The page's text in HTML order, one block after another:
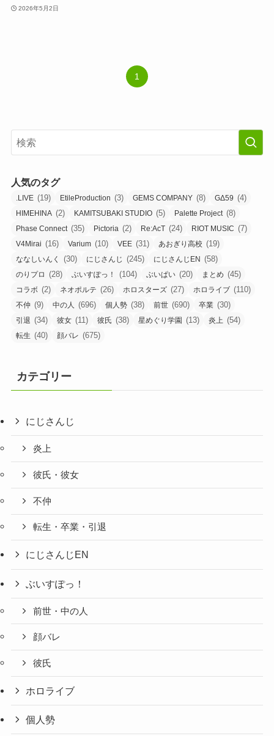
2026年5月2日
1
人気のタグ
.LIVE (19) EtileProduction (3) GEMS COMPANY (8) GΔ59 (4)
HIMEHINA (2) KAMITSUBAKI STUDIO (5) Palette Project (8)
Phase Connect (35) Pictoria (2) Re:AcT (24) RIOT MUSIC (7)
V4Mirai (16) Varium (10) VEE (31) あおぎり高校 (19)
ななしいんく (30) にじさんじ (245) にじさんじEN (58)
のりプロ (28) ぶいすぽっ！ (104) ぶいぱい (20) まとめ (45)
コラボ (2) ネオポルテ (26) ホロスターズ (27) ホロライブ (110)
不仲 (9) 中の人 (696) 個人勢 (38) 前世 (690) 卒業 (30)
引退 (34) 彼女 (11) 彼氏 (38) 星めぐり学園 (13) 炎上 (54)
転生 (40) 顔バレ (675)
カテゴリー
にじさんじ
炎上
彼氏・彼女
不仲
転生・卒業・引退
にじさんじEN
ぶいすぽっ！
前世・中の人
顔バレ
彼氏
ホロライブ
個人勢